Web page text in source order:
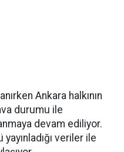
Ankara halkının
durumu ile
devam ediliyor.
veriler ile